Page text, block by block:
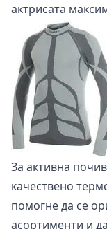
актрисата
За активна
качествено
помогне да се
асортименти и